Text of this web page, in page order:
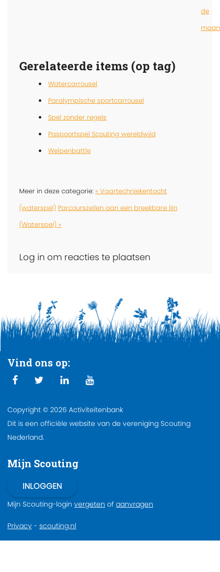
de
Gerelateerde items (op tag)
Watercarrousel
Paralympische sportcarrousel
Spel zonder regels
Paspoortspel Scouting wereldwijd
Welpenbattle
Meer in deze categorie: « Vaartechniekentocht
(waterspel) Parcourszeilen aan een breekbare lijn
(Waterspel) »
Log in om reacties te plaatsen
Vind ons op:
Copyright © 2026 Activiteitenbank
Dit is een officiële website van de vereniging Scouting
Nederland.
Mijn Scouting
Mijn Scouting-login vergeten of aanvragen
Privacy - scouting.nl